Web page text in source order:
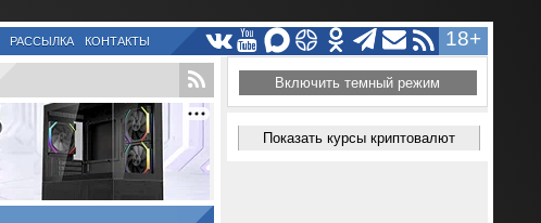
18+
РАССЫЛКА КОНТАКТЫ
Включить темный режим
Показать курсы криптовалют